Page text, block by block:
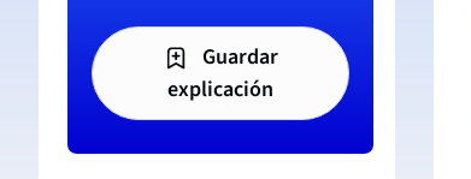
Guardar
explicación